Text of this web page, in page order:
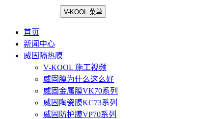
V-KOOL 菜单
首页
新闻中心
威固隔热膜
V-KOOL 施工视频
威固膜为什么这么好
威固金属膜VK70系列
威固陶瓷膜KC73系列
威固防护膜VP70系列